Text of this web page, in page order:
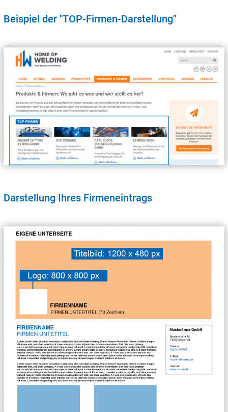
Beispiel der "TOP-Firmen-Darstellung"
Darstellung Ihres Firmeneintrags